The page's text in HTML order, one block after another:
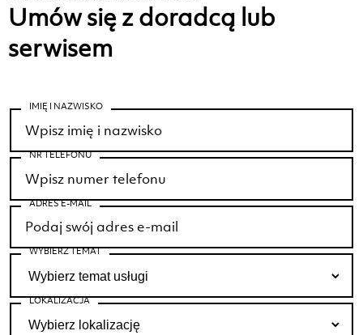
Umów się z doradcą lub
serwisem
IMIĘ I NAZWISKO
NR TELEFONU
ADRES E-MAIL
WYBIERZ TEMAT
LOKALIZACJA